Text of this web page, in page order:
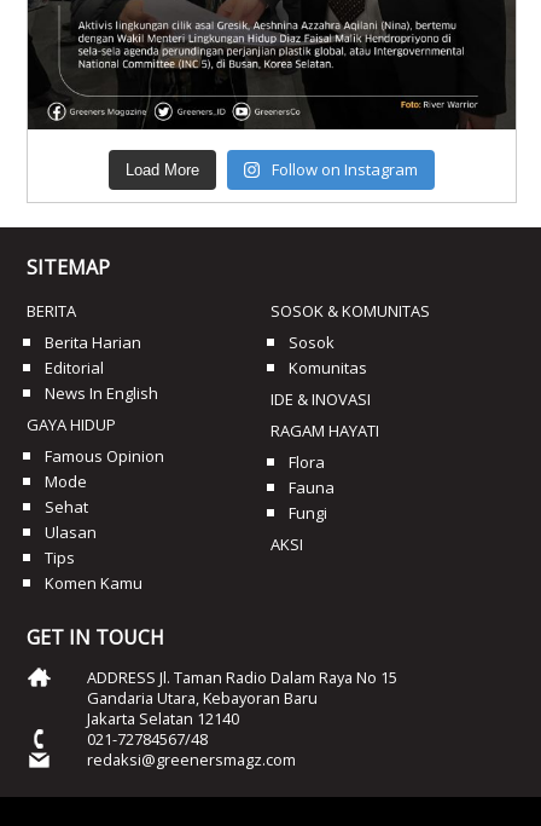
Load More Follow on Instagram
SITEMAP
BERITA
Berita Harian
Editorial
News In English
GAYA HIDUP
Famous Opinion
Mode
Sehat
Ulasan
Tips
Komen Kamu
SOSOK & KOMUNITAS
Sosok
Komunitas
IDE & INOVASI
RAGAM HAYATI
Flora
Fauna
Fungi
AKSI
GET IN TOUCH
ADDRESS Jl. Taman Radio Dalam Raya No 15
Gandaria Utara, Kebayoran Baru
Jakarta Selatan 12140
021-72784567/48
redaksi@greenersmagz.com